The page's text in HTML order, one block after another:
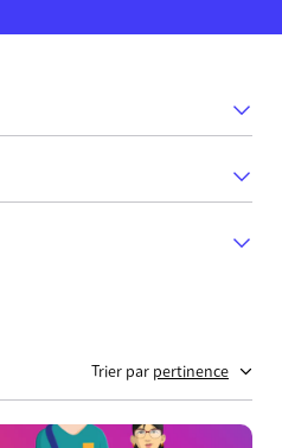
Trier par pertinence